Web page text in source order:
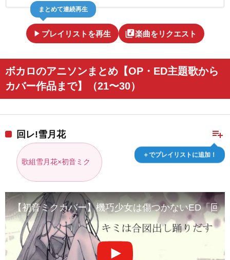
play_arrow プレイリストを再生
まとめて連続再生
library_music楽曲をリクエスト
ボカロのアニソンまとめ【OP・ED主題歌から
カバー作品まで】（21〜30）
playlist_add
＋でプレイリストに追加！
回レ!雪月花
歌組雪月花×初音ミク
【初音ミクカバー】機巧少女は傷つかないED「回